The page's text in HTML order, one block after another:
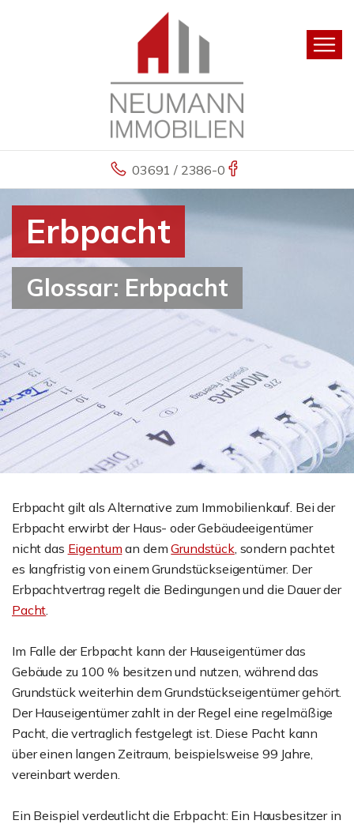
03691 / 2386-0
Erbpacht
Glossar: Erbpacht
Erbpacht gilt als Alternative zum Immobilienkauf. Bei der
Erbpacht erwirbt der Haus- oder Gebäudeeigentümer
nicht das Eigentum an demGrundstück, sondern pachtet
es langfristig von einem Grundstückseigentümer. Der
Erbpachtvertrag regelt die Bedingungen und die Dauer der
Pacht.
Im Falle der Erbpacht kann der Hauseigentümer das
Gebäude zu 100 % besitzen und nutzen, während das
Grundstück weiterhin dem Grundstückseigentümer gehört.
Der Hauseigentümer zahlt in der Regel eine regelmäßige
Pacht, die vertraglich festgelegt ist. Diese Pacht kann
über einen langen Zeitraum, beispielsweise 99 Jahre,
vereinbart werden.
Ein Beispiel verdeutlicht die Erbpacht: Ein Hausbesitzer in